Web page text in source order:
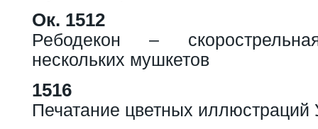
Ок. 1512
Ребодекон –
нескольких мушкетов
1516
Печатание цветных иллюстраций